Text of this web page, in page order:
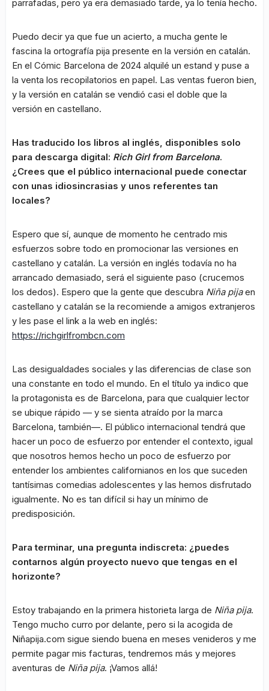
parrafadas, pero ya era demasiado tarde, ya lo tenía hecho.
Puedo decir ya que fue un acierto, a mucha gente le
fascina la ortografía pija presente en la versión en catalán.
En el Cómic Barcelona de 2024 alquilé un estand y puse a
la venta los recopilatorios en papel. Las ventas fueron bien,
y la versión en catalán se vendió casi el doble que la
versión en castellano.
Has traducido los libros al inglés, disponibles solo
para descarga digital: Rich Girl from Barcelona.
¿Crees que el público internacional puede conectar
con unas idiosincrasias y unos referentes tan
locales?
Espero que sí, aunque de momento he centrado mis
esfuerzos sobre todo en promocionar las versiones en
castellano y catalán. La versión en inglés todavía no ha
arrancado demasiado, será el siguiente paso (crucemos
los dedos). Espero que la gente que descubra Niña pijaen
castellano y catalán se la recomiende a amigos extranjeros
y les pase el link a la web en inglés:
https://richgirlfrombcn.com
Las desigualdades sociales y las diferencias de clase son
una constante en todo el mundo. En el título ya indico que
la protagonista es de Barcelona, para que cualquier lector
se ubique rápido — y se sienta atraído por la marca
Barcelona, también—. El público internacional tendrá que
hacer un poco de esfuerzo por entender el contexto, igual
que nosotros hemos hecho un poco de esfuerzo por
entender los ambientes californianos en los que suceden
tantísimas comedias adolescentes y las hemos disfrutado
igualmente. No es tan difícil si hay un mínimo de
predisposición.
Para terminar, una pregunta indiscreta: ¿puedes
contarnos algún proyecto nuevo que tengas en el
horizonte?
Estoy trabajando en la primera historieta larga de Niña pija.
Tengo mucho curro por delante, pero si la acogida de
Niñapija.com sigue siendo buena en meses venideros y me
permite pagar mis facturas, tendremos más y mejores
aventuras de Niña pija. ¡Vamos allá!